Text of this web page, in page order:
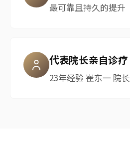
最可靠且持久的提升
代表院长亲自诊疗
23年经验 崔东一 院长